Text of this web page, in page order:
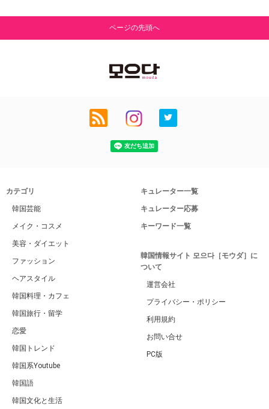
ページの先頭へ
カテゴリ
韓国芸能
メイク・コスメ
美容・ダイエット
ファッション
ヘアスタイル
韓国料理・カフェ
韓国旅行・留学
恋愛
韓国トレンド
韓国系Youtube
韓国語
韓国文化と生活
キュレーター一覧
キュレーター応募
キーワード一覧
韓国情報サイト 모으다［モウダ］に
ついて
運営会社
プライバシー・ポリシー
利用規約
お問い合せ
PC版